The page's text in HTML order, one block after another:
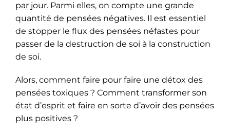
par jour. Parmi elles, on compte une grande
quantité de pensées négatives. Il est essentiel
de stopper le flux des pensées néfastes pour
passer de la destruction de soi à la construction
de soi.
Alors, comment faire pour faire une détox des
pensées toxiques ? Comment transformer son
état d’esprit et faire en sorte d’avoir des pensées
plus positives ?